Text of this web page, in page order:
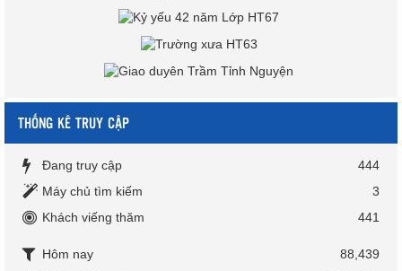
THỐNG KÊ TRUY CẬP
Đang truy cập
444
Máy chủ tìm kiếm
3
Khách viếng thăm
441
Hôm nay
88,439